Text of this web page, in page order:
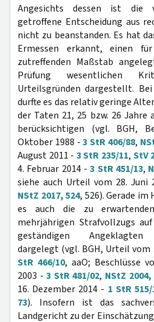
Angesichts dessen ist die
getroffene Entscheidung aus
nicht zu beanstanden. Es hat
Ermessen erkannt, einen
zutreffenden Maßstab
Prüfung wesentlichen
Urteilsgründen dargestellt.
durfte es das relativ geringe
der Taten 21, 25 bzw. 26
berücksichtigen (vgl. BGH,
Oktober 1988 -3 StR 406/88,
August 2011 - 3 StR 235/11, StV
4. Februar 2014 -3 StR 451/13,
siehe auch Urteil vom 28. Juni
NStZ 2017, 524, 526). Gerade
es auch die zu
mehrjährigen Strafvollzugs
geständigen Angeklagten
dargelegt (vgl. BGH, Urteil vom
StR 466/10, aaO; Beschlüsse
2003 -3 StR 481/02, NStZ 2004,
16. Dezember 2014 - 1 StR 515/
73). Insofern ist das
Landgericht zu der